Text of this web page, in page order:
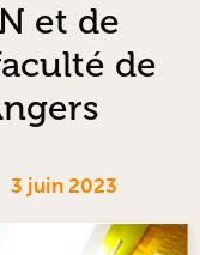
et de
de
3 juin 2023